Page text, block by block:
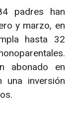
padres han
y marzo, en
hasta 32
abonado en
una inversión